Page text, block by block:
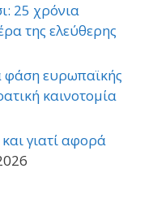
25 χρόνια
της ελεύθερης
φάση ευρωπαϊκής
καινοτομία
και γιατί αφορά